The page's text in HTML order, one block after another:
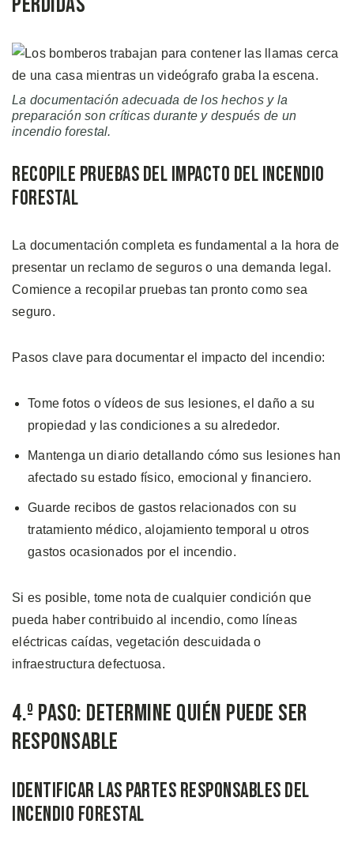
La documentación adecuada de los hechos y la
preparación son críticas durante y después de un
incendio forestal.
Recopile Pruebas del Impacto del Incendio
Forestal
La documentación completa es fundamental a la hora de
presentar un reclamo de seguros o una demanda legal.
Comience a recopilar pruebas tan pronto como sea
seguro.
Pasos clave para documentar el impacto del incendio:
Tome fotos o vídeos de sus lesiones, el daño a su
propiedad y las condiciones a su alrededor.
Mantenga un diario detallando cómo sus lesiones han
afectado su estado físico, emocional y financiero.
Guarde recibos de gastos relacionados con su
tratamiento médico, alojamiento temporal u otros
gastos ocasionados por el incendio.
Si es posible, tome nota de cualquier condición que
pueda haber contribuido al incendio, como líneas
eléctricas caídas, vegetación descuidada o
infraestructura defectuosa.
4.º Paso: Determine Quién Puede Ser
Responsable
Identificar las Partes Responsables del
Incendio Forestal